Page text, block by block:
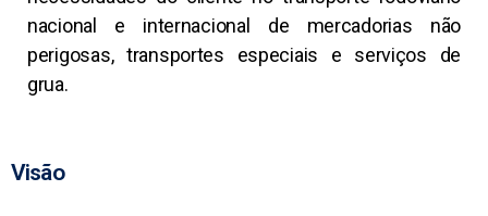
nacional e internacional de mercadorias não
perigosas, transportes especiais e serviços de
grua.
Visão